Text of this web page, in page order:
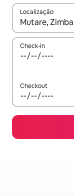
Localização
Quando os
Check-in
Checkout